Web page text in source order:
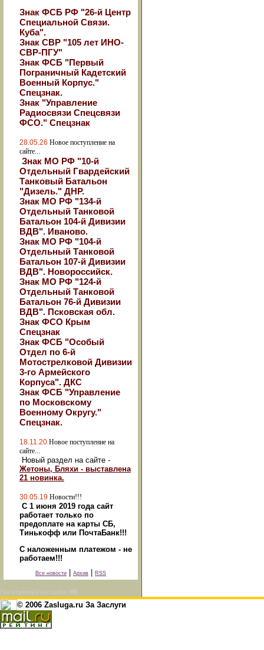
Знак ФСБ РФ "26-й Центр
Специальной Связи.
Куба".
Знак СВР "105 лет ИНО-
СВР-ПГУ"
Знак ФСБ "Первый
Пограничный Кадетский
Военный Корпус."
Спецзнак.
Знак "Управление
Радиосвязи Спецсвязи
ФСО." Спецзнак
28.05.26 Новое поступление на
сайте...
Знак МО РФ "10-й
Отдельный Гвардейский
Танковый Батальон
"Дизель." ДНР.
Знак МО РФ "134-й
Отдельный Танковой
Батальон 104-й Дивизии
ВДВ". Иваново.
Знак МО РФ "104-й
Отдельный Танковой
Батальон 107-й Дивизии
ВДВ". Новороссийск.
Знак МО РФ "124-й
Отдельный Танковой
Батальон 76-й Дивизии
ВДВ". Псковская обл.
Знак ФСО Крым
Спецзнак
Знак ФСБ "Особый
Отдел по 6-й
Мотострелковой Дивизии
3-го Армейского
Корпуса". ДКС
Знак ФСБ "Управление
по Московскому
Военному Округу."
Спецзнак.
18.11.20 Новое поступление на
сайте...
Новый раздел на сайте -
Жетоны, Бляхи - выставлена
21 новинка.
30.05.19 Новости!!!
С 1 июня 2019 года сайт
работает только по
предоплате на карты СБ,
Тинькофф или ПочтаБанк!!!
С наложенным платежом - не
работаем!!!
Все новости Архив RSS
Посетителей на сайте: 89
© 2006 Zasluga.ru За Заслуги